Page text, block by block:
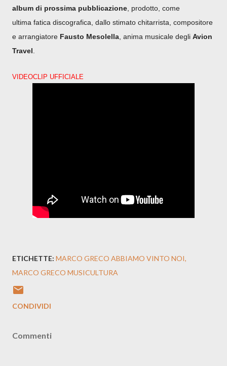
album di prossima pubblicazione , prodotto, come
ultima fatica discografica, dallo stimato chitarrista, compositore
e arrangiatore Fausto Mesolella , anima musicale degli Avion
Travel
VIDEOCLIP UFFICIALE
ETICHETTE: MARCO GRECO ABBIAMO VINTO NOI
MARCO GRECO MUSICULTURA
CONDIVIDI
Commenti